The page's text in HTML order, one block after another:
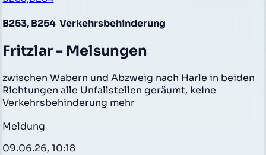
B253, B254 Verkehrsbehinderung
Fritzlar - Melsungen
zwischen Wabern und Abzweig nach Harle in beiden
Richtungen alle Unfallstellen geräumt, keine
Verkehrsbehinderung mehr
Meldung
09.06.26, 10:18